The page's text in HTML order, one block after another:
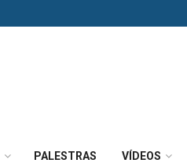
PALESTRAS VÍDEOS